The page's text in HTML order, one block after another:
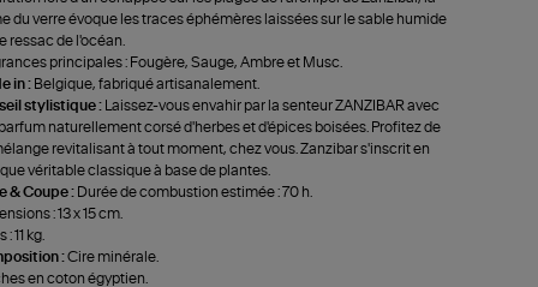
du verre évoque les traces éphémères laissées sur le sable humide
ressac de l'océan.
principales : Fougère, Sauge, Ambre et Musc.
in : Belgique, fabriqué artisanalement.
stylistique :
Laissez-vous envahir par la senteur ZANZIBAR avec
naturellement corsé d'herbes et d'épices boisées. Profitez de
revitalisant à tout moment, chez vous. Zanzibar s'inscrit en
véritable classique à base de plantes.
& Coupe : Durée de combustion estimée : 70 h.
: 13 x 15 cm.
: 11 kg.
:Cire minérale.
en coton égyptien.